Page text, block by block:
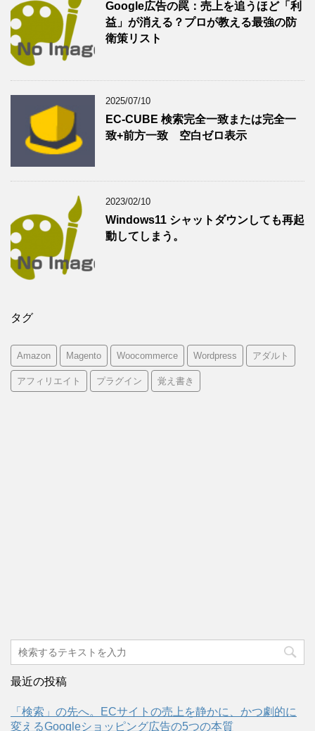
Google広告の罠：売上を追うほど「利
益」が消える？プロが教える最強の防
衛策リスト
2025/07/10
EC-CUBE 検索完全一致または完全一
致+前方一致 空白ゼロ表示
2023/02/10
Windows11 シャットダウンしても再起
動してしまう。
タグ
Amazon Magento Woocommerce Wordpress アダルト
アフィリエイト プラグイン 覚え書き
最近の投稿
「検索」の先へ。ECサイトの売上を静かに、かつ劇的に
変えるGoogleショッピング広告の5つの本質